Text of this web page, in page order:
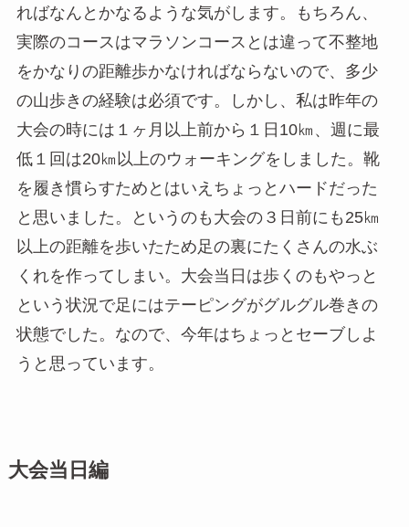
ればなんとかなるような気がします。もちろん、
実際のコースはマラソンコースとは違って不整地
をかなりの距離歩かなければならないので、多少
の山歩きの経験は必須です。しかし、私は昨年の
大会の時には１ヶ月以上前から１日10㎞、週に最
低１回は20㎞以上のウォーキングをしました。靴
を履き慣らすためとはいえちょっとハードだった
と思いました。というのも大会の３日前にも25㎞
以上の距離を歩いたため足の裏にたくさんの水ぶ
くれを作ってしまい。大会当日は歩くのもやっと
という状況で足にはテーピングがグルグル巻きの
状態でした。なので、今年はちょっとセーブしよ
うと思っています。
大会当日編